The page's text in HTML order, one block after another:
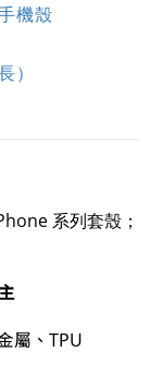
機殼
）
系列套殼；
屬、TPU